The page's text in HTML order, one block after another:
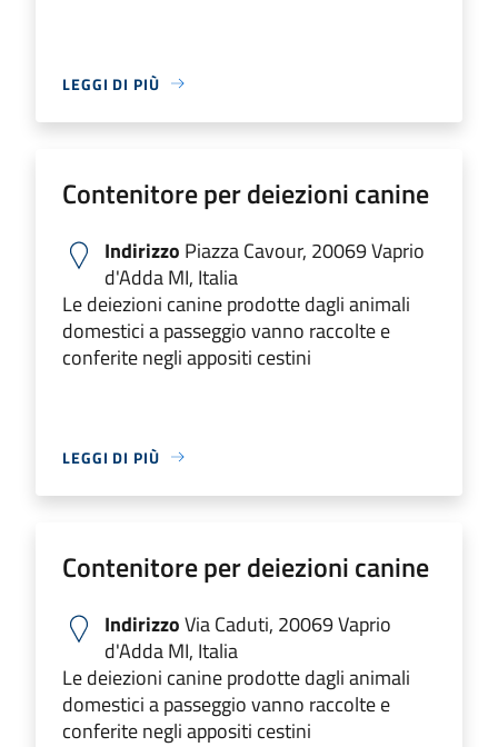
LEGGI DI PIÙ
Contenitore per deiezioni canine
Indirizzo Piazza Cavour, 20069 Vaprio
d'Adda MI, Italia
Le deiezioni canine prodotte dagli animali
domestici a passeggio vanno raccolte e
conferite negli appositi cestini
LEGGI DI PIÙ
Contenitore per deiezioni canine
IndirizzoVia Caduti, 20069 Vaprio
d'Adda MI, Italia
Le deiezioni canine prodotte dagli animali
domestici a passeggio vanno raccolte e
conferite negli appositi cestini